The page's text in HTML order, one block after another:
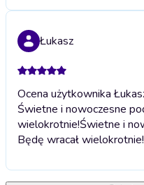
Łukasz
Ocena użytkownika
Świetne i nowoczesne
wielokrotnie!Świetne i
Będę wracał wielokrotnie!